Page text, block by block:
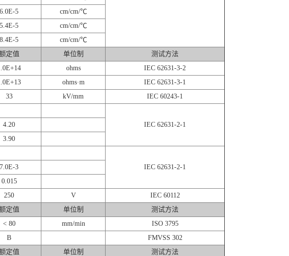
6.0E-5
cm/cm/℃
5.4E-5
cm/cm/℃
8.4E-5
cm/cm/℃
定值 单位制
测试方法
ohms
IEC 62631-3-2
ohms·m
IEC 62631-3-1
33 kV/mm
IEC 60243-1
IEC 62631-2-1
4.20
3.90
IEC 62631-2-1
7.0E-3
0.015
250 V
IEC 60112
定值 单位制
测试方法
< 80 mm/min
ISO 3795
B
FMVSS 302
定值 单位制
测试方法